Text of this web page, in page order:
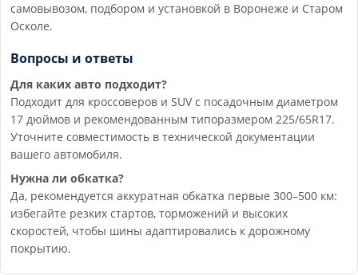
самовывозом, подбором и установкой в Воронеже и Старом
Осколе.
Вопросы и ответы
Для каких авто подходит?
Подходит для кроссоверов и SUV с посадочным диаметром
17 дюймов и рекомендованным типоразмером 225/65R17.
Уточните совместимость в технической документации
вашего автомобиля.
Нужна ли обкатка?
Да, рекомендуется аккуратная обкатка первые 300–500 км:
избегайте резких стартов, торможений и высоких
скоростей, чтобы шины адаптировались к дорожному
покрытию.